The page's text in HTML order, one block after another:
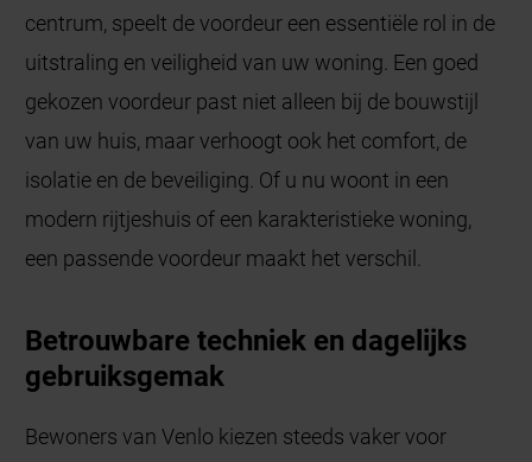
centrum, speelt de voordeur een essentiële rol in de
uitstraling en veiligheid van uw woning. Een goed
gekozen voordeur past niet alleen bij de bouwstijl
van uw huis, maar verhoogt ook het comfort, de
isolatie en de beveiliging. Of u nu woont in een
modern rijtjeshuis of een karakteristieke woning,
een passende voordeur maakt het verschil.
Betrouwbare techniek en dagelijks
gebruiksgemak
Bewoners van Venlo kiezen steeds vaker voor